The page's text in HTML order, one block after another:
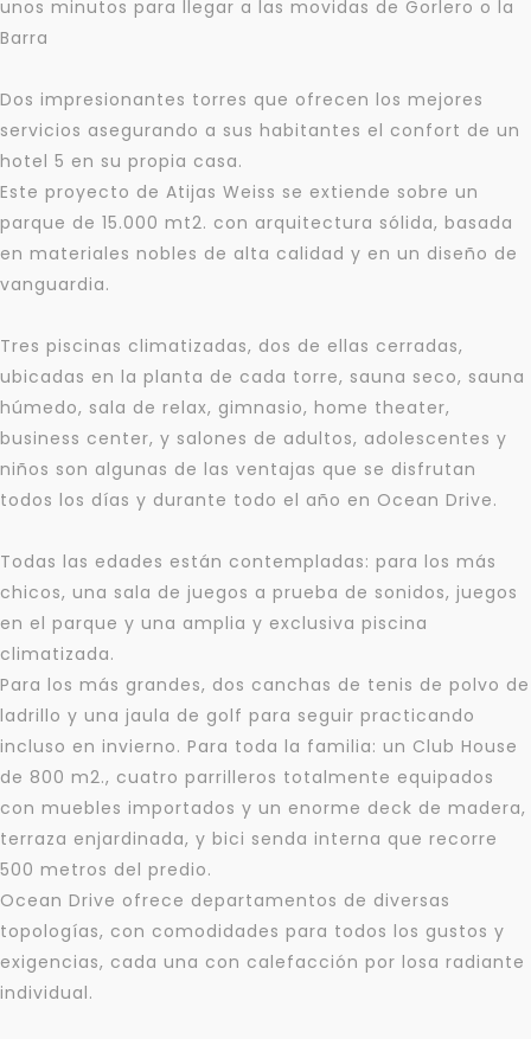
unos minutos para llegar a las movidas de Gorlero o la
Barra
Dos impresionantes torres que ofrecen los mejores
servicios asegurando a sus habitantes el confort de un
hotel 5 en su propia casa.
Este proyecto de Atijas Weiss se extiende sobre un
parque de 15.000 mt2. con arquitectura sólida, basada
en materiales nobles de alta calidad y en un diseño de
vanguardia.
Tres piscinas climatizadas, dos de ellas cerradas,
ubicadas en la planta de cada torre, sauna seco, sauna
húmedo, sala de relax, gimnasio, home theater,
business center, y salones de adultos, adolescentes y
niños son algunas de las ventajas que se disfrutan
todos los días y durante todo el año en Ocean Drive.
Todas las edades están contempladas: para los más
chicos, una sala de juegos a prueba de sonidos, juegos
en el parque y una amplia y exclusiva piscina
climatizada.
Para los más grandes, dos canchas de tenis de polvo de
ladrillo y una jaula de golf para seguir practicando
incluso en invierno. Para toda la familia: un Club House
de 800 m2., cuatro parrilleros totalmente equipados
con muebles importados y un enorme deck de madera,
terraza enjardinada, y bici senda interna que recorre
500 metros del predio.
Ocean Drive ofrece departamentos de diversas
topologías, con comodidades para todos los gustos y
exigencias, cada una con calefacción por losa radiante
individual.
Para responderte
mejor y más rápido